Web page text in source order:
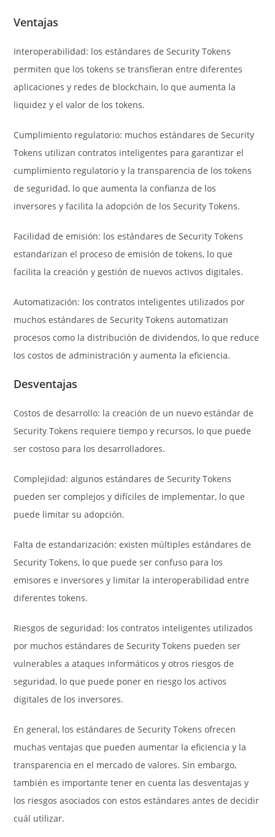
Ventajas
Interoperabilidad: los estándares de Security Tokens
permiten que los tokens se transfieran entre diferentes
aplicaciones y redes de blockchain, lo que aumenta la
liquidez y el valor de los tokens.
Cumplimiento regulatorio: muchos estándares de Security
Tokens utilizan contratos inteligentes para garantizar el
cumplimiento regulatorio y la transparencia de los tokens
de seguridad, lo que aumenta la confianza de los
inversores y facilita la adopción de los Security Tokens.
Facilidad de emisión: los estándares de Security Tokens
estandarizan el proceso de emisión de tokens, lo que
facilita la creación y gestión de nuevos activos digitales.
Automatización: los contratos inteligentes utilizados por
muchos estándares de Security Tokens automatizan
procesos como la distribución de dividendos, lo que reduce
los costos de administración y aumenta la eficiencia.
Desventajas
Costos de desarrollo: la creación de un nuevo estándar de
Security Tokens requiere tiempo y recursos, lo que puede
ser costoso para los desarrolladores.
Complejidad: algunos estándares de Security Tokens
pueden ser complejos y difíciles de implementar, lo que
puede limitar su adopción.
Falta de estandarización: existen múltiples estándares de
Security Tokens, lo que puede ser confuso para los
emisores e inversores y limitar la interoperabilidad entre
diferentes tokens.
Riesgos de seguridad: los contratos inteligentes utilizados
por muchos estándares de Security Tokens pueden ser
vulnerables a ataques informáticos y otros riesgos de
seguridad, lo que puede poner en riesgo los activos
digitales de los inversores.
En general, los estándares de Security Tokens ofrecen
muchas ventajas que pueden aumentar la eficiencia y la
transparencia en el mercado de valores. Sin embargo,
también es importante tener en cuenta las desventajas y
los riesgos asociados con estos estándares antes de decidir
cuál utilizar.